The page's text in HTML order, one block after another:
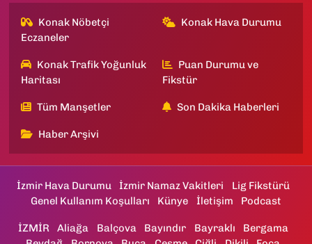
Konak Nöbetçi
Eczaneler
Konak Hava Durumu
Konak Trafik Yoğunluk
Haritası
Puan Durumu ve
Fikstür
Tüm Manşetler Son Dakika Haberleri
Haber Arşivi
İzmir Hava Durumu İzmir Namaz Vakitleri
Lig Fikstürü
Genel Kullanım Koşulları
Künye İletişim Podcast
İZMİR Aliağa Balçova Bayındır Bayraklı
Bergama